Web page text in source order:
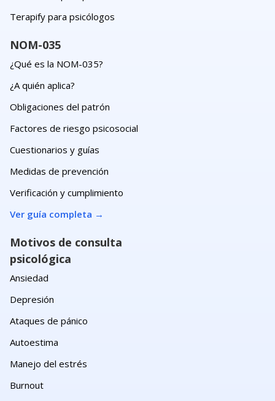
Terapify para psicólogos
NOM-035
¿Qué es la NOM-035?
¿A quién aplica?
Obligaciones del patrón
Factores de riesgo psicosocial
Cuestionarios y guías
Medidas de prevención
Verificación y cumplimiento
Ver guía completa →
Motivos de consulta
psicológica
Ansiedad
Depresión
Ataques de pánico
Autoestima
Manejo del estrés
Burnout